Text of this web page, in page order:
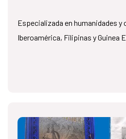
Especializada en humanidades
Iberoamérica, Filipinas y Guinea